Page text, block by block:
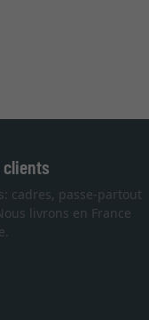
cadres, passe-partout
livrons en France